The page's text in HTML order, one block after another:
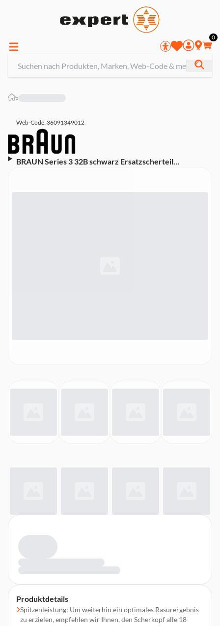
0
»
Web-Code: 36091349012
BRAUN Series 3 32B schwarz Ersatzscherteil
Produktdetails
Spitzenleistung: Um weiterhin ein optimales Rasurergebnis
zu erzielen, empfehlen wir Ihnen, den Scherkopf alle 18